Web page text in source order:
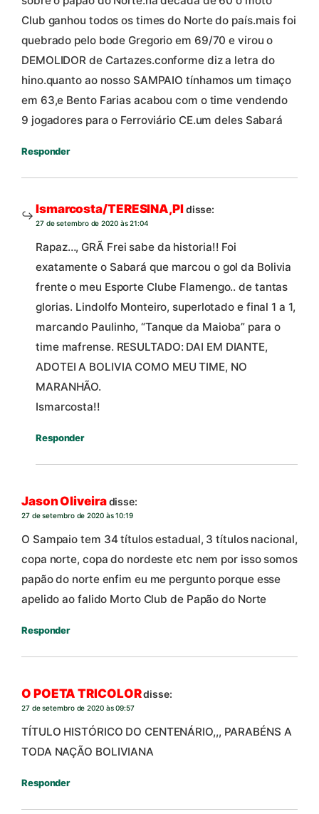
Club ganhou todos os times do Norte do país.mais foi
quebrado pelo bode Gregorio em 69/70 e virou o
DEMOLIDOR de Cartazes.conforme diz a letra do
hino.quanto ao nosso SAMPAIO tínhamos um timaço
em 63,e Bento Farias acabou com o time vendendo
9 jogadores para o Ferroviário CE.um deles Sabará
Responder
Ismarcosta/TERESINA,PIdisse:
27 de setembro de 2020 às 21:04
Rapaz…, GRÃ Frei sabe da historia!! Foi
exatamente o Sabará que marcou o gol da Bolivia
frente o meu Esporte Clube Flamengo.. de tantas
glorias. Lindolfo Monteiro, superlotado e final 1 a 1,
marcando Paulinho, “Tanque da Maioba” para o
time mafrense. RESULTADO: DAI EM DIANTE,
ADOTEI A BOLIVIA COMO MEU TIME, NO
MARANHÃO.
Ismarcosta!!
Responder
Jason Oliveiradisse:
27 de setembro de 2020 às 10:19
O Sampaio tem 34 títulos estadual, 3 títulos nacional,
copa norte, copa do nordeste etc nem por isso somos
papão do norte enfim eu me pergunto porque esse
apelido ao falido Morto Club de Papão do Norte
Responder
O POETA TRICOLORdisse:
27 de setembro de 2020 às 09:57
TÍTULO HISTÓRICO DO CENTENÁRIO,,, PARABÉNS A
TODA NAÇÃO BOLIVIANA
Responder